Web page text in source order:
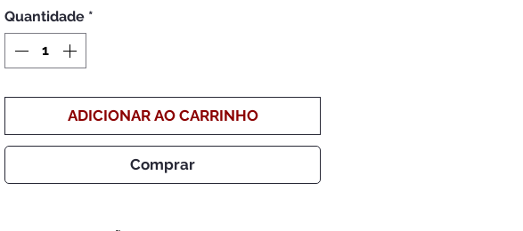
Quantidade *
ADICIONAR AO CARRINHO
Comprar